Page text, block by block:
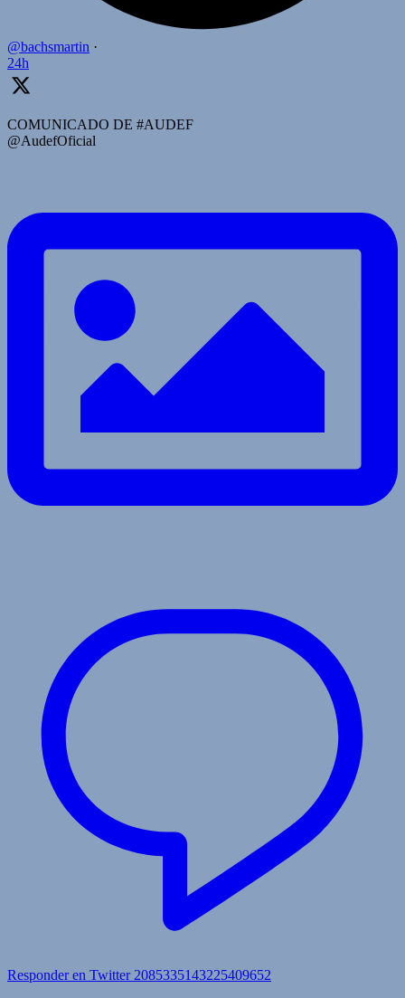
@bachsmartin ·
24h
COMUNICADO DE #AUDEF
@AudefOficial
Responder en Twitter 2085335143225409652